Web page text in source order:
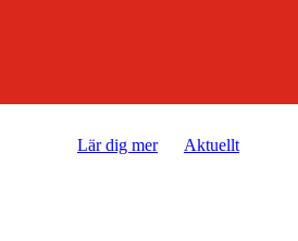
Lär dig mer Aktuellt